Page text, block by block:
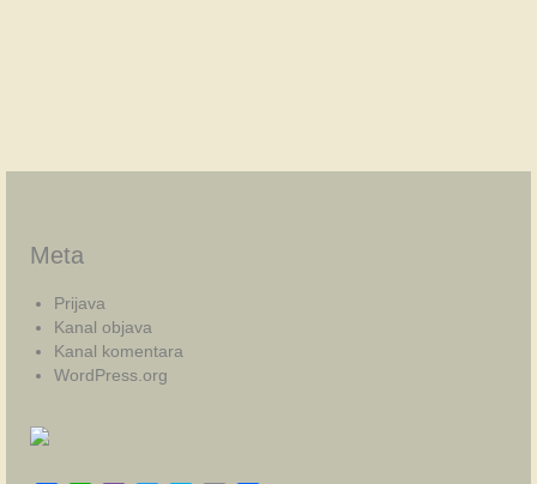
Meta
Prijava
Kanal objava
Kanal komentara
WordPress.org